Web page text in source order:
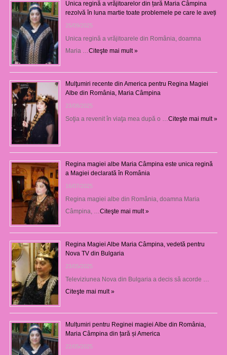
Unica regină a vrăjitoarelor din țară Maria Câmpina
rezolvă în luna martie toate problemele pe care le aveți
25/09/2025
Unica regină a vrăjitoarele din România, doamna
Maria … Citeşte mai mult »
Mulţumiri recente din America pentru Regina Magiei
Albe din România, Maria Câmpina
23/08/2025
Soţia a revenit în viaţa mea după o … Citeşte mai mult »
Regina magiei albe Maria Câmpina este unica regină
a Magiei declarată în România
16/07/2025
Regina magiei albe din România, doamna Maria
Câmpina, … Citeşte mai mult »
Regina Magiei Albe Maria Câmpina, vedetă pentru
Nova TV din Bulgaria
23/05/2025
Televiziunea Nova din Bulgaria a decis să acorde …
Citeşte mai mult »
Mulțumiri pentru Reginei magiei Albe din România,
Maria Câmpina din țară și America
22/05/2025